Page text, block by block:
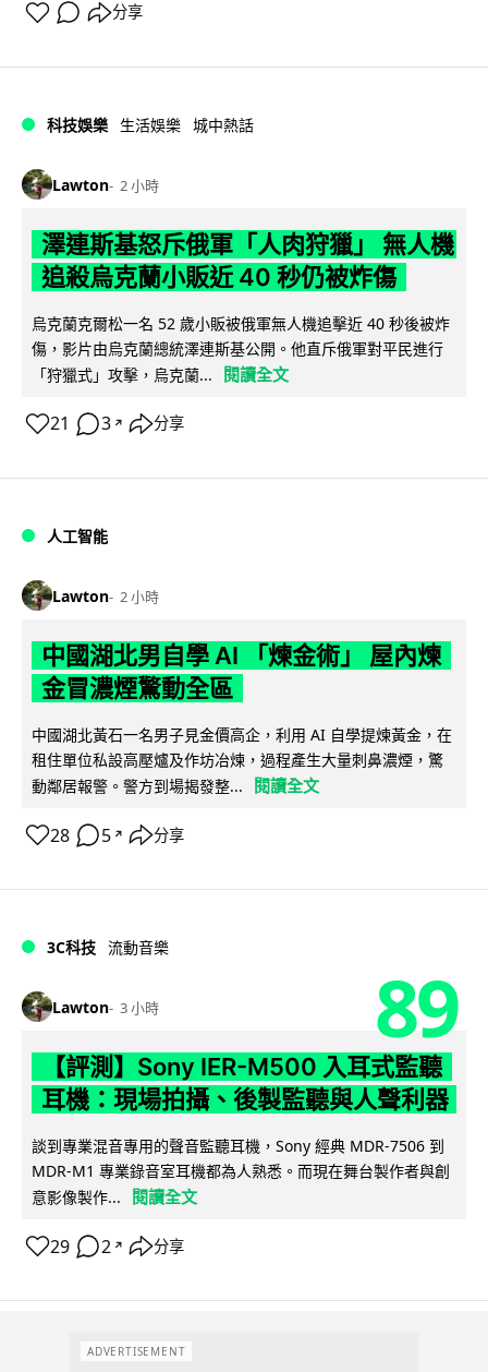
分享
科技娛樂 生活娛樂 城中熱話
Lawton 2 小時
澤連斯基怒斥俄軍「人肉狩獵」 無人機
追殺烏克蘭小販近 40 秒仍被炸傷
烏克蘭克爾松一名 52 歲小販被俄軍無人機追擊近 40 秒後被炸
傷，影片由烏克蘭總統澤連斯基公開。他直斥俄軍對平民進行
「狩獵式」攻擊，烏克蘭...
閱讀全文
21 3 ↗ 分享
人工智能
Lawton 2 小時
中國湖北男自學 AI 「煉金術」 屋內煉
金冒濃煙驚動全區
中國湖北黃石一名男子見金價高企，利用 AI 自學提煉黃金，在
租住單位私設高壓爐及作坊冶煉，過程產生大量刺鼻濃煙，驚
動鄰居報警。警方到場揭發整...
閱讀全文
28 5 ↗ 分享
3C科技 流動音樂
Lawton 3 小時 89
【評測】Sony IER-M500 入耳式監聽
耳機：現場拍攝、後製監聽與人聲利器
談到專業混音專用的聲音監聽耳機，Sony 經典 MDR-7506 到
MDR-M1 專業錄音室耳機都為人熟悉。而現在舞台製作者與創
意影像製作...
閱讀全文
29 2 ↗ 分享
ADVERTISEMENT